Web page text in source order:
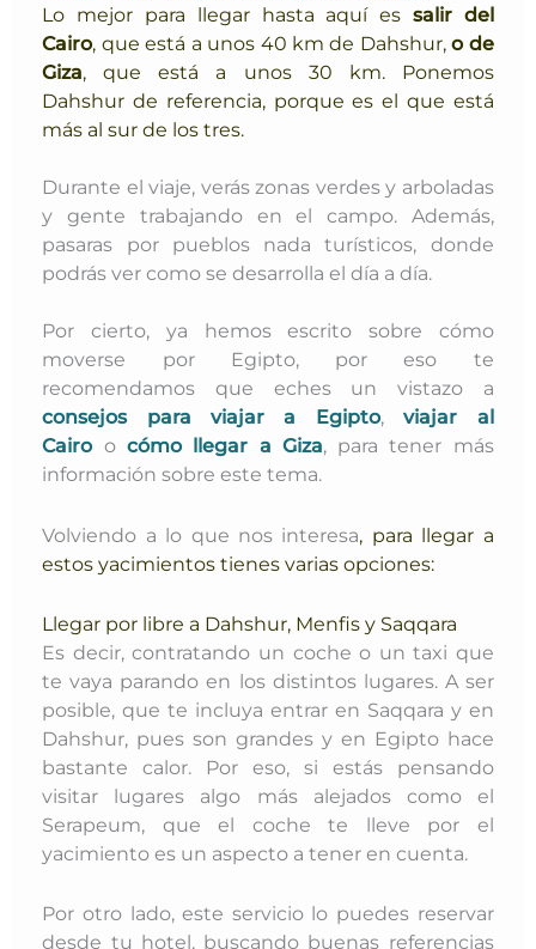
Lo mejor para llegar hasta aquí es salir del
Cairo, que está a unos 40 km de Dahshur,o de
Giza, que está a unos 30 km. Ponemos
Dahshur de referencia, porque es el que está
más al sur de los tres.
Durante el viaje, verás zonas verdes y arboladas
y gente trabajando en el campo. Además,
pasaras por pueblos nada turísticos, donde
podrás ver como se desarrolla el día a día.
Por cierto, ya hemos escrito sobre cómo
moverse por Egipto, por eso te
recomendamos que eches un vistazo a
consejos para viajar a Egipto,viajar al
Cairo o cómo llegar a Giza, para tener más
información sobre este tema.
Volviendo a lo que nos interesa, para llegar a
estos yacimientos tienes varias opciones:
Llegar por libre a Dahshur, Menfis y Saqqara
Es decir, contratando un coche o un taxi que
te vaya parando en los distintos lugares. A ser
posible, que te incluya entrar en Saqqara y en
Dahshur, pues son grandes y en Egipto hace
bastante calor. Por eso, si estás pensando
visitar lugares algo más alejados como el
Serapeum, que el coche te lleve por el
yacimiento es un aspecto a tener en cuenta.
Por otro lado, este servicio lo puedes reservar
desde tu hotel, buscando buenas referencias